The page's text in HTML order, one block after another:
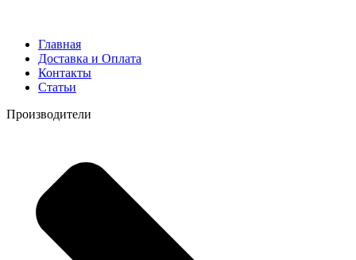
Главная
Доставка и Оплата
Контакты
Статьи
Производители